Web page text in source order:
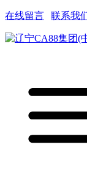
在线留言 联系我